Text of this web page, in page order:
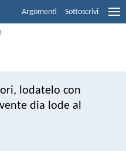
Argomenti Sottoscrivi
lodatelo con
dia lode al